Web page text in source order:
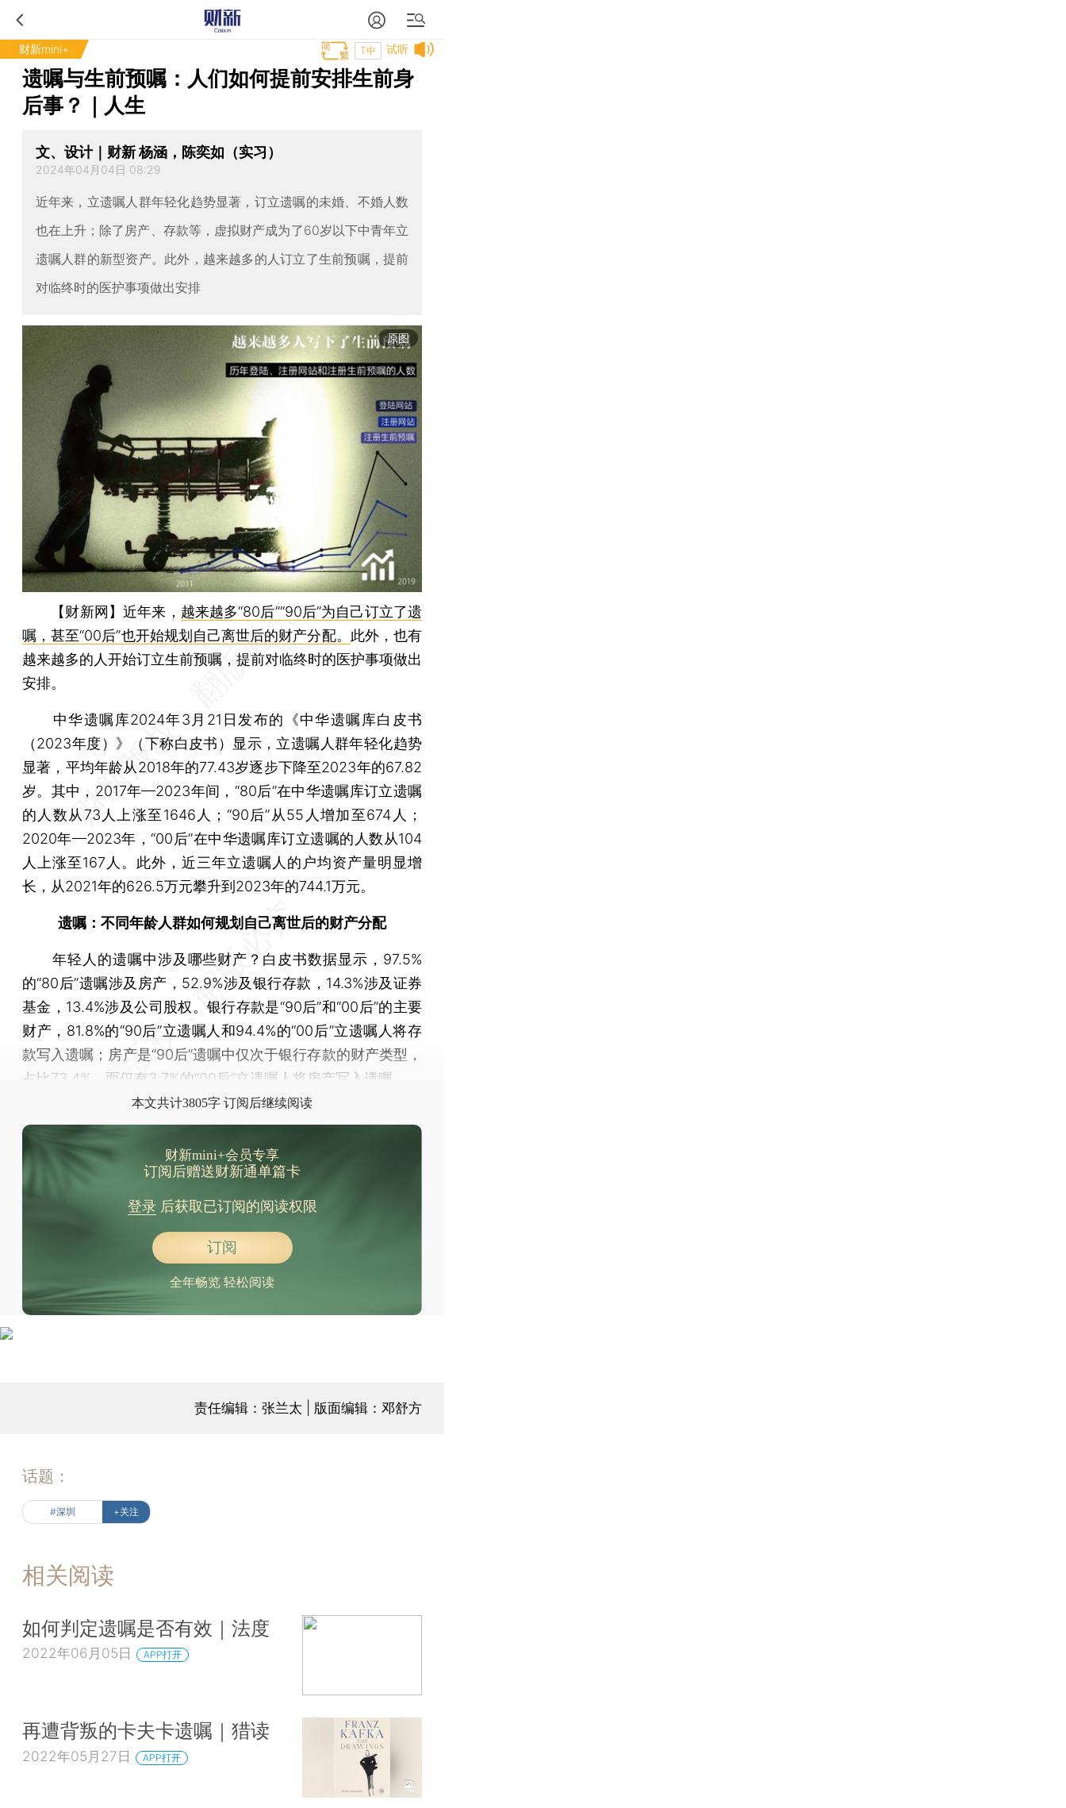
财新mini+ 试听
T中
遗嘱与生前预嘱：人们如何提前安排生前身
后事？｜人生
文、设计｜财新 杨涵，陈奕如（实习）
2024年04月04日 08:29
近年来，立遗嘱人群年轻化趋势显著，订立遗嘱的未婚、不婚人数
也在上升；除了房产、存款等，虚拟财产成为了60岁以下中青年立
遗嘱人群的新型资产。此外，越来越多的人订立了生前预嘱，提前
对临终时的医护事项做出安排
原图
【财新网】近年来， 越来越多“80后”“90后”为自己订立了遗
嘱，甚至“00后”也开始规划自己离世后的财产分配。 此外，也有
越来越多的人开始订立生前预嘱，提前对临终时的医护事项做出
安排。
中华遗嘱库2024年3月21日发布的《中华遗嘱库白皮书
（2023年度）》（下称白皮书）显示，立遗嘱人群年轻化趋势
显著，平均年龄从2018年的77.43岁逐步下降至2023年的67.82
岁。其中，2017年—2023年间，“80后”在中华遗嘱库订立遗嘱
的人数从73人上涨至1646人；“90后”从55人增加至674人；
2020年—2023年，“00后”在中华遗嘱库订立遗嘱的人数从104
人上涨至167人。此外，近三年立遗嘱人的户均资产量明显增
长，从2021年的626.5万元攀升到2023年的744.1万元。
遗嘱：不同年龄人群如何规划自己离世后的财产分配
年轻人的遗嘱中涉及哪些财产？白皮书数据显示，97.5%
的“80后”遗嘱涉及房产，52.9%涉及银行存款，14.3%涉及证券
基金，13.4%涉及公司股权。银行存款是“90后”和“00后”的主要
财产，81.8%的“90后”立遗嘱人和94.4%的“00后”立遗嘱人将存
款写入遗嘱；房产是“90后”遗嘱中仅次于银行存款的财产类型，
占比73.4%，而仅有3.7%的“00后”立遗嘱人将房产写入遗嘱。
本文共计3805字 订阅后继续阅读
财新mini+会员专享
订阅后赠送财新通单篇卡
登录后获取已订阅的阅读权限
订阅
全年畅览 轻松阅读
责任编辑：张兰太 | 版面编辑：邓舒方
话题：
#深圳 +关注
相关阅读
如何判定遗嘱是否有效｜法度
2022年06月05日 APP打开
再遭背叛的卡夫卡遗嘱｜猎读
2022年05月27日 APP打开